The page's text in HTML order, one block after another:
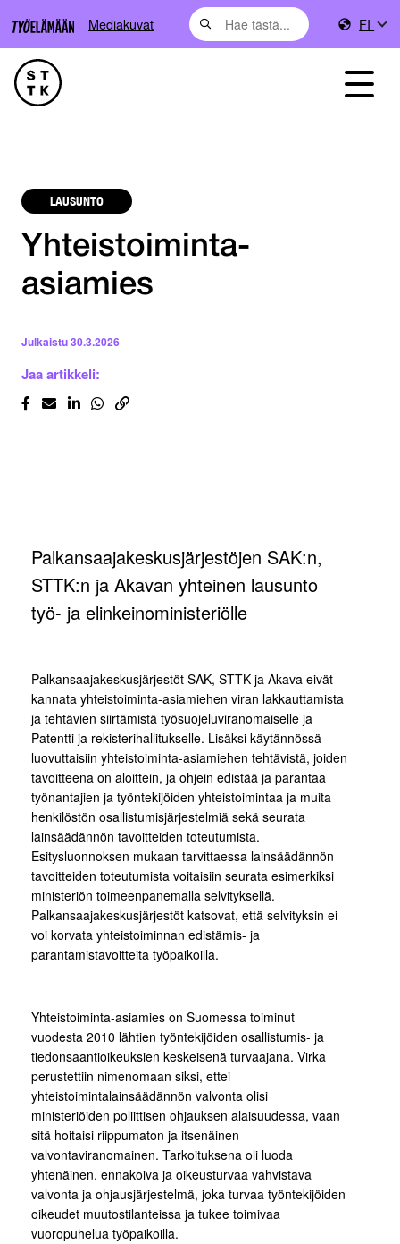
Mediakuvat FI
LAUSUNTO
Yhteistoiminta-
asiamies
Julkaistu30.3.2026
Jaa artikkeli:
Palkansaajakeskusjärjestöjen SAK:n,
STTK:n ja Akavan yhteinen lausunto
työ- ja elinkeinoministeriölle
Palkansaajakeskusjärjestöt SAK, STTK ja Akava eivät
kannata yhteistoiminta-asiamiehen viran lakkauttamista
ja tehtävien siirtämistä työsuojeluviranomaiselle ja
Patentti ja rekisterihallitukselle. Lisäksi käytännössä
luovuttaisiin yhteistoiminta-asiamiehen tehtävistä, joiden
tavoitteena on aloittein, ja ohjein edistää ja parantaa
työnantajien ja työntekijöiden yhteistoimintaa ja muita
henkilöstön osallistumisjärjestelmiä sekä seurata
lainsäädännön tavoitteiden toteutumista.
Esitysluonnoksen mukaan tarvittaessa lainsäädännön
tavoitteiden toteutumista voitaisiin seurata esimerkiksi
ministeriön toimeenpanemalla selvityksellä.
Palkansaajakeskusjärjestöt katsovat, että selvityksin ei
voi korvata yhteistoiminnan edistämis- ja
parantamistavoitteita työpaikoilla.
Yhteistoiminta-asiamies on Suomessa toiminut
vuodesta 2010 lähtien työntekijöiden osallistumis- ja
tiedonsaantioikeuksien keskeisenä turvaajana. Virka
perustettiin nimenomaan siksi, ettei
yhteistoimintalainsäädännön valvonta olisi
ministeriöiden poliittisen ohjauksen alaisuudessa, vaan
sitä hoitaisi riippumaton ja itsenäinen
valvontaviranomainen. Tarkoituksena oli luoda
yhtenäinen, ennakoiva ja oikeusturvaa vahvistava
valvonta ja ohjausjärjestelmä, joka turvaa työntekijöiden
oikeudet muutostilanteissa ja tukee toimivaa
vuoropuhelua työpaikoilla.